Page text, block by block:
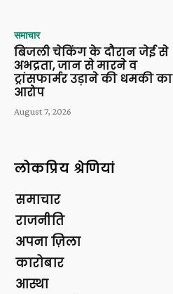
समाचार
बिजली चेकिंग के दौरान जेई से
अभद्रता, जान से मारने व
ट्रांसफार्मर उड़ाने की धमकी का
आरोप
August 7, 2026
लोकप्रिय श्रेणियां
समाचार
राजनीति
अपना ज़िला
कारोबार
आस्था